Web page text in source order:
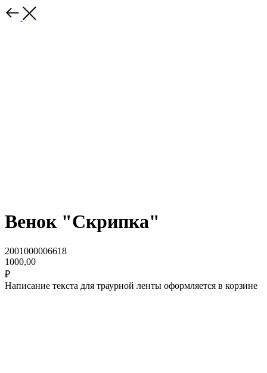
Венок "Скрипка"
2001000006618
1000,00
₽
Написание текста для траурной ленты оформляется в корзине